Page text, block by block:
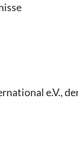
e.V.,